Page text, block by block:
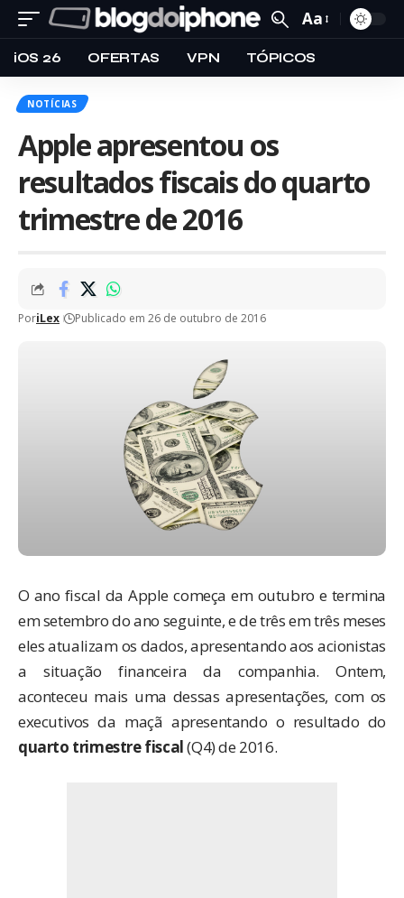
Aa
iOS 26 OFERTAS VPN TÓPICOS
NOTÍCIAS
Apple apresentou os
resultados fiscais do quarto
trimestre de 2016
PoriLex Publicado em 26 de outubro de 2016
O ano fiscal da Apple começa em outubro e termina
em setembro do ano seguinte, e de três em três meses
eles atualizam os dados, apresentando aos acionistas
a situação financeira da companhia. Ontem,
aconteceu mais uma dessas apresentações, com os
executivos da maçã apresentando o resultado do
quarto trimestre fiscal(Q4) de 2016.